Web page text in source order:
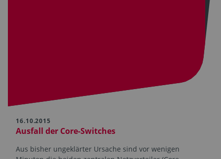
16.10.2015
Ausfall der Core-Switches
Aus bisher ungeklärter Ursache sind vor wenigen